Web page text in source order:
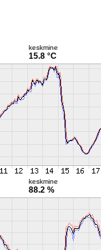
keskmine
15.8 °C
keskmine
88.2 %